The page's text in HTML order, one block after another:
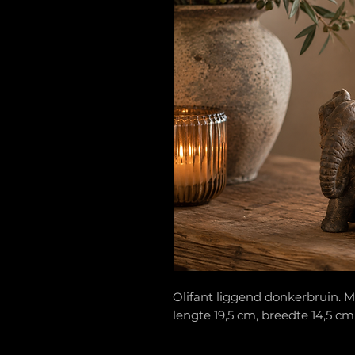
Olifant liggend donkerbruin.
lengte 19,5 cm, breedte 14,5